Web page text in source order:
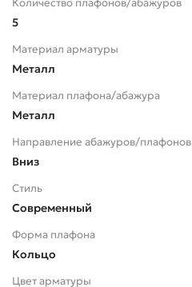
5
Материал арматуры
Металл
Материал плафона/абажура
Металл
Направление абажуров/плафонов
Вниз
Стиль
Современный
Форма плафона
Кольцо
Цвет арматуры